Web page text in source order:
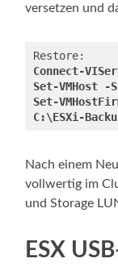
versetzen und
Connect-
Set-VMHost
Set-
Nach einem
vollwertig im
und Storage
ESX